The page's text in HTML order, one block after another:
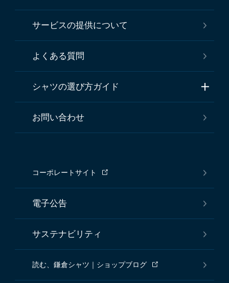
サービスの提供について
よくある質問
シャツの選び方ガイド
お問い合わせ
コーポレートサイト
電子公告
サステナビリティ
読む、鎌倉シャツ｜ショップブログ